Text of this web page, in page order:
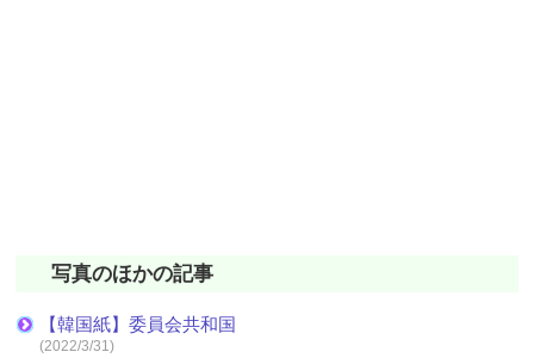
写真のほかの記事
【韓国紙】委員会共和国
(2022/3/31)